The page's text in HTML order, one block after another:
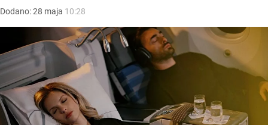
Dodano:28 maja 10:28